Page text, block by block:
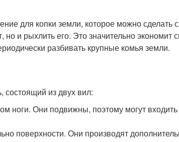
для копки земли, которое можно сделать
но и рыхлить его. Это значительно экономит
разбивать крупные комья земли.
состоящий из двух вил:
ноги. Они подвижны, поэтому могут входить
поверхности. Они производят